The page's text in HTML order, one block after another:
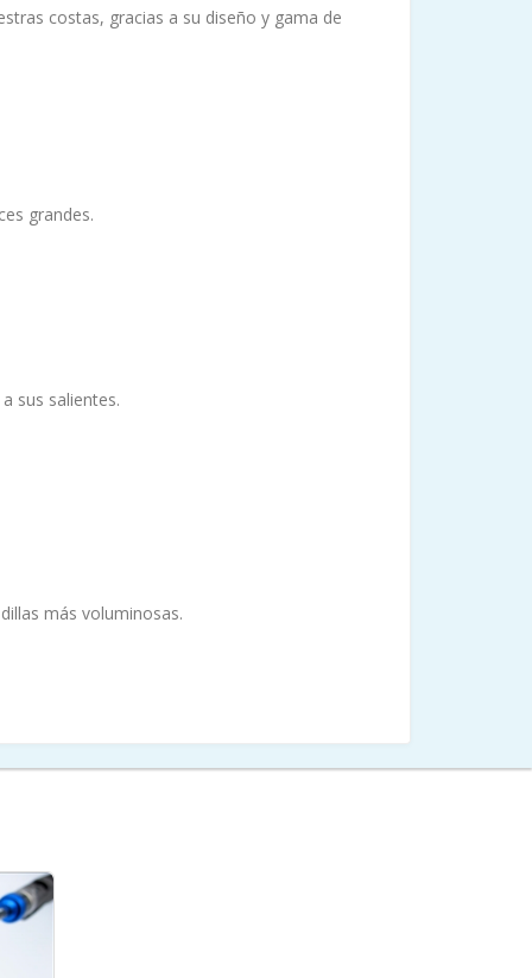
costas, gracias a su diseño y gama de
grandes.
sus salientes.
más voluminosas.